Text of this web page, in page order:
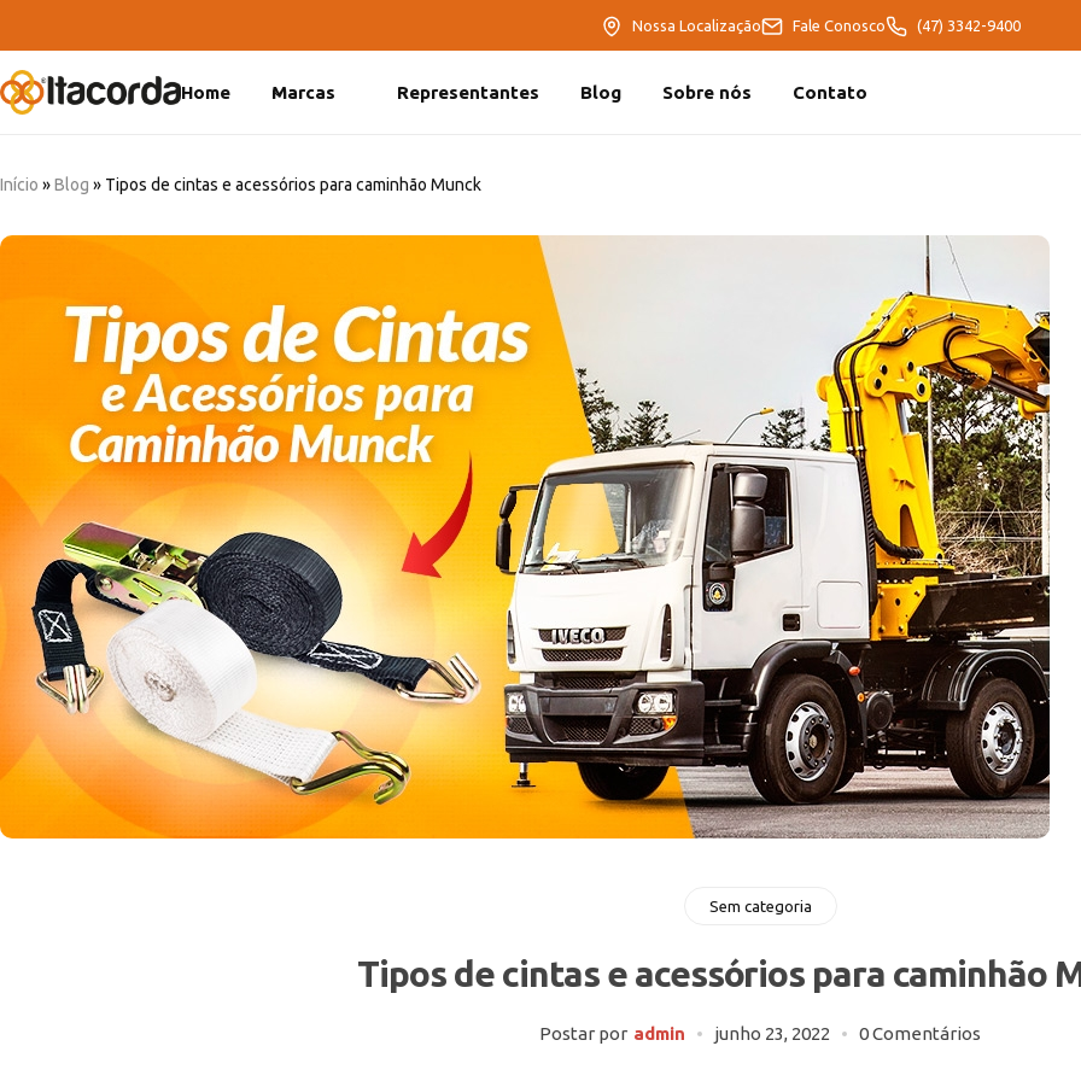
Nossa Localização Fale Conosco (47) 3342-9400
Home Marcas Representantes Blog Sobre nós Contato
Início »Blog » Tipos de cintas e acessórios para caminhão Munck
Sem categoria
Tipos de cintas e acessórios para caminhão
Postar por admin junho 23, 2022 0 Comentários
DeltaFix